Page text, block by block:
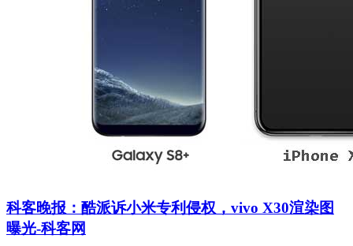
科客晚报：酷派诉小米专利侵权，vivo X30渲染图
曝光-科客网